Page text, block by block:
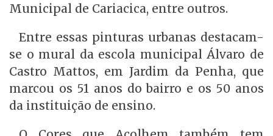
Municipal de Cariacica, entre outros.
Entre essas pinturas urbanas destacam-
se o mural da escola municipal Álvaro de
Castro Mattos, em Jardim da Penha, que
marcou os 51 anos do bairro e os 50 anos
da instituição de ensino.